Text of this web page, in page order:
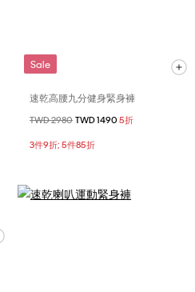
Sale
速乾高腰九分健身緊身褲
價格扣減從
TWD 2980 至
TWD 1490 5折
3件9折; 5件85折